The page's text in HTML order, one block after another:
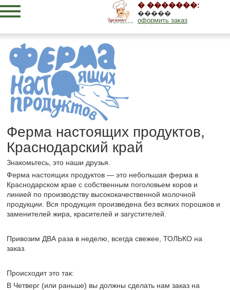
� �������:
�����
оформить заказ
Ферма настоящих продуктов,
Краснодарский край
Знакомьтесь, это наши друзья.
Ферма настоящих продуктов — это небольшая ферма в
Краснодарском крае с собственным поголовьем коров и
линией по производству высококачественной молочной
продукции. Вся продукция произведена без всяких порошков и
заменителей жира, красителей и загустителей.
Привозим ДВА раза в неделю, всегда свежее, ТОЛЬКО на
заказ.
Происходит это так:
В Четверг (или раньше) вы должны сделать нам заказ на